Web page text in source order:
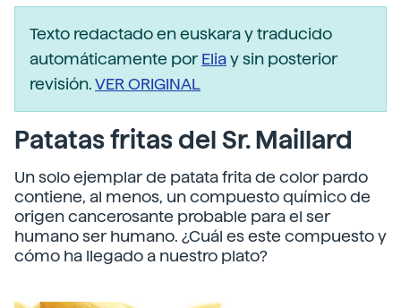
Texto redactado en euskara y traducido
automáticamente porEliay sin posterior
revisión.VER ORIGINAL
Patatas fritas del Sr. Maillard
Un solo ejemplar de patata frita de color pardo
contiene, al menos, un compuesto químico de
origen cancerosante probable para el ser
humano ser humano. ¿Cuál es este compuesto y
cómo ha llegado a nuestro plato?